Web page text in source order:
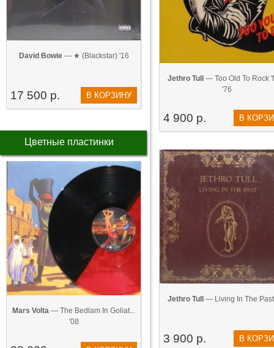
David Bowie— ★ (Blackstar) '16
17 500 р. В КОРЗИНУ
Цветные пластинки
Mars Volta — The Bedlam In Goliat...
'08
Jethro Tull
— Too Old To Rock
'76
4 900 р. В
Jethro Tull — Living In The
3 900 р. В